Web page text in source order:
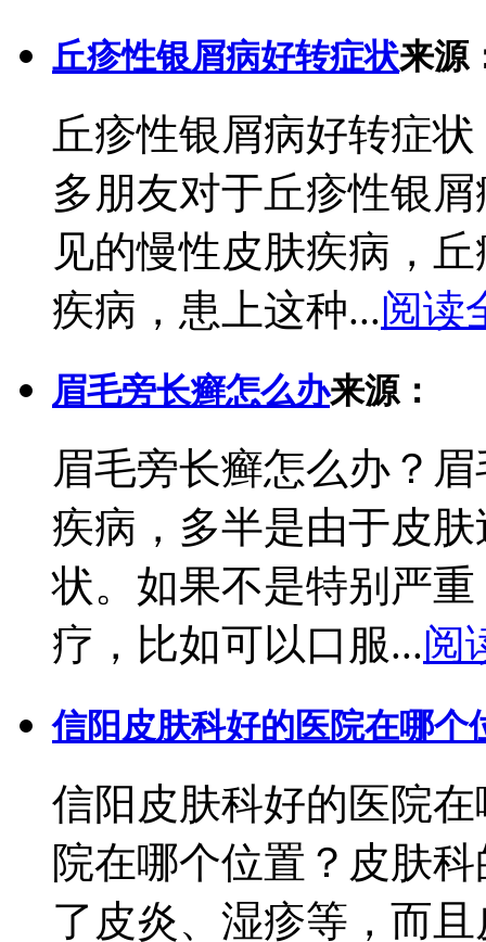
丘疹性银屑病好转症状来源
丘疹性银屑病好转症
多朋友对于丘疹性银
见的慢性皮肤疾病，
疾病，患上这种...阅读
眉毛旁长癣怎么办来源：
眉毛旁长癣怎么办？
疾病，多半是由于皮
状。如果不是特别严
疗，比如可以口服...阅
信阳皮肤科好的医院在哪个
信阳皮肤科好的医院
院在哪个位置？皮肤
了皮炎、湿疹等，而